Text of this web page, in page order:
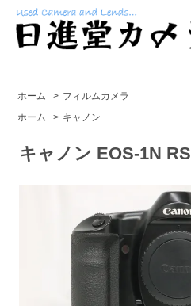
ホーム > フィルムカメラ
ホーム
> キャノン
キャノン EOS-1N RS